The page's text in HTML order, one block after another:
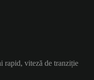
rapid, viteză de tranziție